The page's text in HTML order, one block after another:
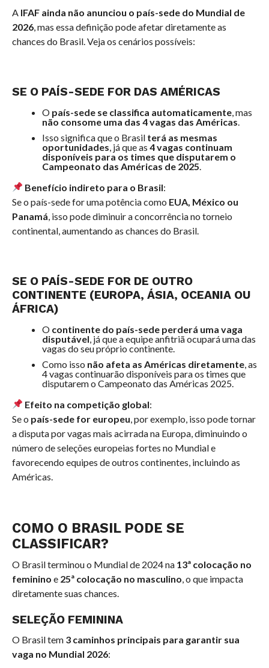
A IFAF ainda não anunciou o país-sede do Mundial de
2026, mas essa definição pode afetar diretamente as
chances do Brasil. Veja os cenários possíveis:
SE O PAÍS-SEDE FOR DAS AMÉRICAS
O país-sede se classifica automaticamente, mas
não consome uma das 4 vagas das Américas
Isso significa que o Brasil terá as mesmas
oportunidades , já que as 4 vagas continuam
disponíveis para os times que disputarem o
Campeonato das Américas de 2025
Benefício indireto para o Brasil:
Se o país-sede for uma potência como EUA, México ou
Panamá , isso pode diminuir a concorrência no torneio
continental, aumentando as chances do Brasil.
SE O PAÍS-SEDE FOR DE OUTRO
CONTINENTE (EUROPA, ÁSIA, OCEANIA OU
ÁFRICA)
O continente do país-sede perderá uma vaga
disputável , já que a equipe anfitriã ocupará uma das
vagas do seu próprio continente.
Como isso não afeta as Américas diretamente, as
4 vagas continuarão disponíveis para os times que
disputarem o Campeonato das Américas 2025.
Efeito na competição global:
Se o país-sede for europeu , por exemplo, isso pode tornar
a disputa por vagas mais acirrada na Europa, diminuindo o
número de seleções europeias fortes no Mundial e
favorecendo equipes de outros continentes, incluindo as
Américas.
COMO O BRASIL PODE SE
CLASSIFICAR?
O Brasil terminou o Mundial de 2024 na 13ª colocação no
feminino e 25ª colocação no masculino , o que impacta
diretamente suas chances.
SELEÇÃO FEMININA
O Brasil tem 3 caminhos principais para garantir sua
vaga no Mundial 2026: